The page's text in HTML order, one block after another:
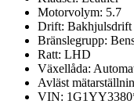
Motorvolym: 5.7
Drift: Bakhjulsdrift
Bränslegrupp:
Ratt: LHD
Växellåda:
Avläst
VIN: